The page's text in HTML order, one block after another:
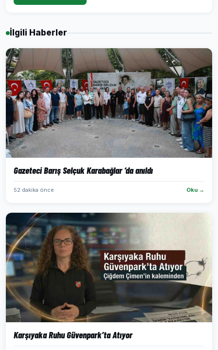
İlgili Haberler
Gazeteci Barış Selçuk Karabağlar ‘da anıldı
52 dakika önce Oku →
Karşıyaka Ruhu Güvenpark’ta Atıyor